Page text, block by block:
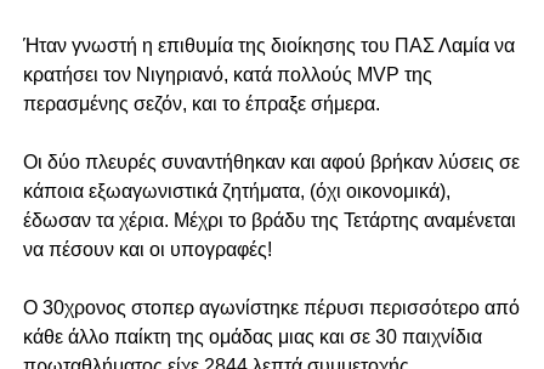
Ήταν γνωστή η επιθυμία της διοίκησης του ΠΑΣ Λαμία να
κρατήσει τον Νιγηριανό, κατά πολλούς MVP της
περασμένης σεζόν, και το έπραξε σήμερα.
Οι δύο πλευρές συναντήθηκαν και αφού βρήκαν λύσεις σε
κάποια εξωαγωνιστικά ζητήματα, (όχι οικονομικά),
έδωσαν τα χέρια. Μέχρι το βράδυ της Τετάρτης αναμένεται
να πέσουν και οι υπογραφές!
Ο 30χρονος στοπερ αγωνίστηκε πέρυσι περισσότερο από
κάθε άλλο παίκτη της ομάδας μιας και σε 30 παιχνίδια